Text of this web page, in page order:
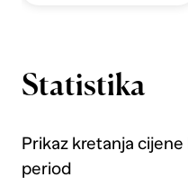
Statistika
Prikaz kretanja
period